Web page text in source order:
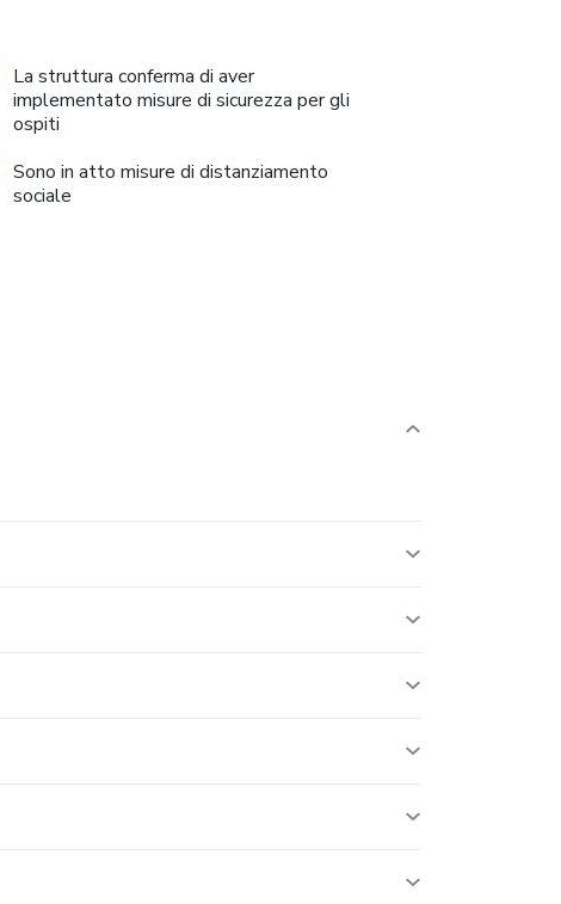
La struttura conferma di aver
implementato misure di sicurezza per gli
ospiti
Sono in atto misure di distanziamento
sociale